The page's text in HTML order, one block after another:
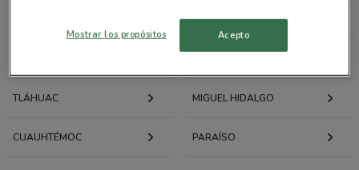
XOCHIMILCO
TLÁHUAC MIGUEL HIDALGO
CUAUHTÉMOC PARAÍSO
Mostrar los propósitos Acepto